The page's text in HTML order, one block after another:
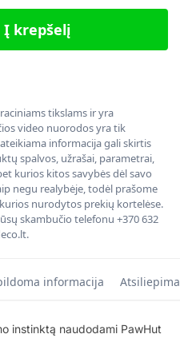
Į krepšelį
tikslams ir yra
video nuorodos yra tik
informacija gali skirtis
spalvos, užrašai, parametrai,
kurios kitos savybės dėl savo
negu realybėje, todėl prašome
nurodytos prekių kortelėse.
skambučio telefonu +370 632
informacija
instinktą naudodami PawHut